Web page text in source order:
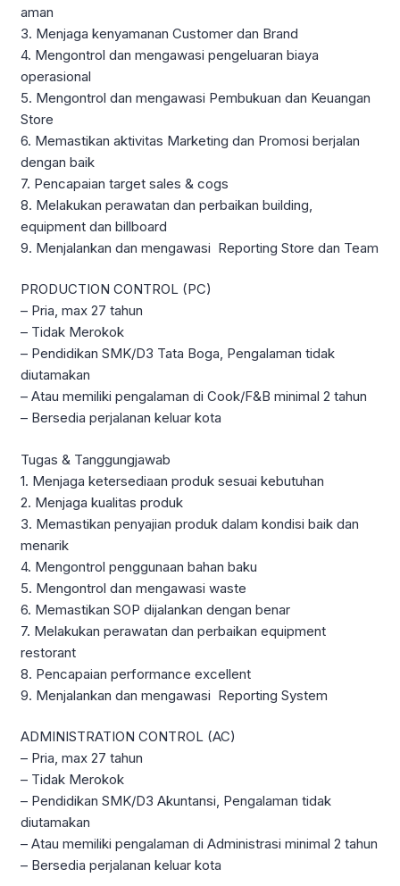
aman
3. Menjaga kenyamanan Customer dan Brand
4. Mengontrol dan mengawasi pengeluaran biaya
operasional
5. Mengontrol dan mengawasi Pembukuan dan Keuangan
Store
6. Memastikan aktivitas Marketing dan Promosi berjalan
dengan baik
7. Pencapaian target sales & cogs
8. Melakukan perawatan dan perbaikan building,
equipment dan billboard
9. Menjalankan dan mengawasi Reporting Store dan Team
PRODUCTION CONTROL (PC)
– Pria, max 27 tahun
– Tidak Merokok
– Pendidikan SMK/D3 Tata Boga, Pengalaman tidak
diutamakan
– Atau memiliki pengalaman di Cook/F&B minimal 2 tahun
– Bersedia perjalanan keluar kota
Tugas & Tanggungjawab
1. Menjaga ketersediaan produk sesuai kebutuhan
2. Menjaga kualitas produk
3. Memastikan penyajian produk dalam kondisi baik dan
menarik
4. Mengontrol penggunaan bahan baku
5. Mengontrol dan mengawasi waste
6. Memastikan SOP dijalankan dengan benar
7. Melakukan perawatan dan perbaikan equipment
restorant
8. Pencapaian performance excellent
9. Menjalankan dan mengawasi Reporting System
ADMINISTRATION CONTROL (AC)
– Pria, max 27 tahun
– Tidak Merokok
– Pendidikan SMK/D3 Akuntansi, Pengalaman tidak
diutamakan
– Atau memiliki pengalaman di Administrasi minimal 2 tahun
– Bersedia perjalanan keluar kota